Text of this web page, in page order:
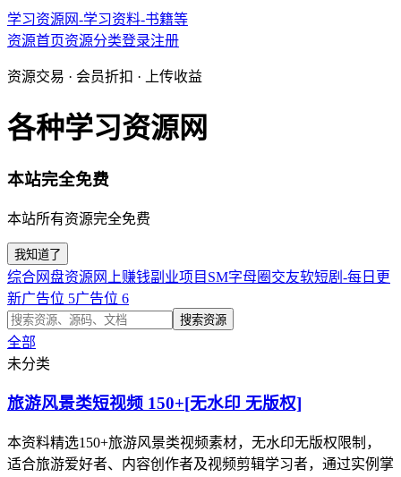
学习资源网-学习资料-书籍等
资源首页资源分类登录注册
资源交易 · 会员折扣 · 上传收益
各种学习资源网
本站完全免费
本站所有资源完全免费
我知道了
综合网盘资源 网上赚钱副业项目 SM字母圈交友软短剧-每日更
新广告位 5广告位 6
搜索资源
全部
未分类
旅游风景类短视频 150+[无水印 无版权]
本资料精选150+旅游风景类视频素材，无水印无版权限制，
适合旅游爱好者、内容创作者及视频剪辑学习者，通过实例掌